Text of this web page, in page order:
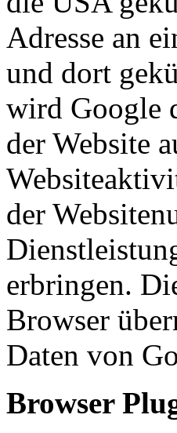
Adresse an
und dort
wird Google
der Website
der
erbringen.
Browser
Daten von
Browser